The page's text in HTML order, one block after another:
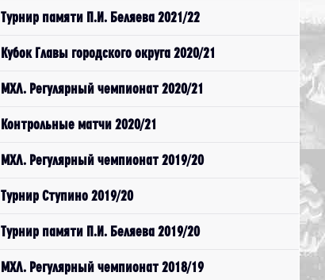
Турнир памяти П.И. Беляева 2021/22
Кубок Главы городского округа 2020/21
МХЛ. Регулярный чемпионат 2020/21
Контрольные матчи 2020/21
МХЛ. Регулярный чемпионат 2019/20
Турнир Ступино 2019/20
Турнир памяти П.И. Беляева 2019/20
МХЛ. Регулярный чемпионат 2018/19